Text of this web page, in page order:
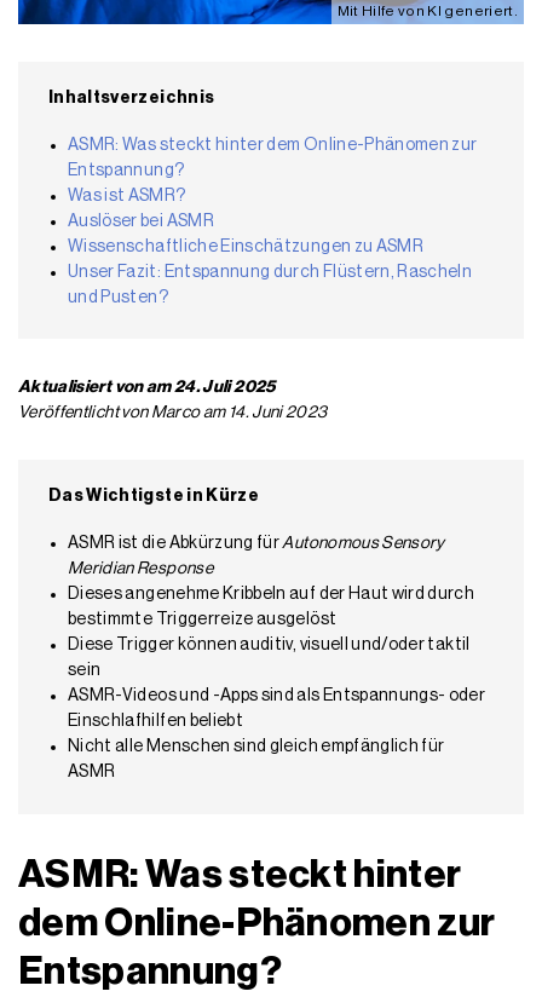
Mit Hilfe von KI generiert.
Inhaltsverzeichnis
ASMR: Was steckt hinter dem Online-Phänomen zur
Entspannung?
Was ist ASMR?
Auslöser bei ASMR
Wissenschaftliche Einschätzungen zu ASMR
Unser Fazit: Entspannung durch Flüstern, Rascheln
und Pusten?
Aktualisiert von am 24. Juli 2025
Veröffentlicht von Marco am 14. Juni 2023
Das Wichtigste in Kürze
ASMR ist die Abkürzung fürAutonomous Sensory
Meridian Response
Dieses angenehme Kribbeln auf der Haut wird durch
bestimmte Triggerreize ausgelöst
Diese Trigger können auditiv, visuell und/oder taktil
sein
ASMR-Videos und -Apps sind als Entspannungs- oder
Einschlafhilfen beliebt
Nicht alle Menschen sind gleich empfänglich für
ASMR
ASMR: Was steckt hinter
dem Online-Phänomen zur
Entspannung?